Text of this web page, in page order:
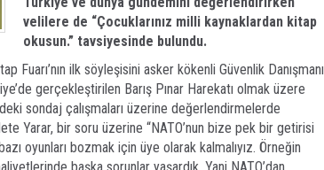
velilere de “Çocuklarınız milli kaynaklardan kitap
okusun.” tavsiyesinde bulundu.
Fuarı’nın ilk söyleşisini asker kökenli Güvenlik Danışmanı
gerçekleştirilen Barış Pınar Harekatı olmak üzere
sondaj çalışmaları üzerine değerlendirmelerde
Yarar, bir soru üzerine “NATO’nun bize pek bir getirisi
oyunları bozmak için üye olarak kalmalıyız. Örneğin